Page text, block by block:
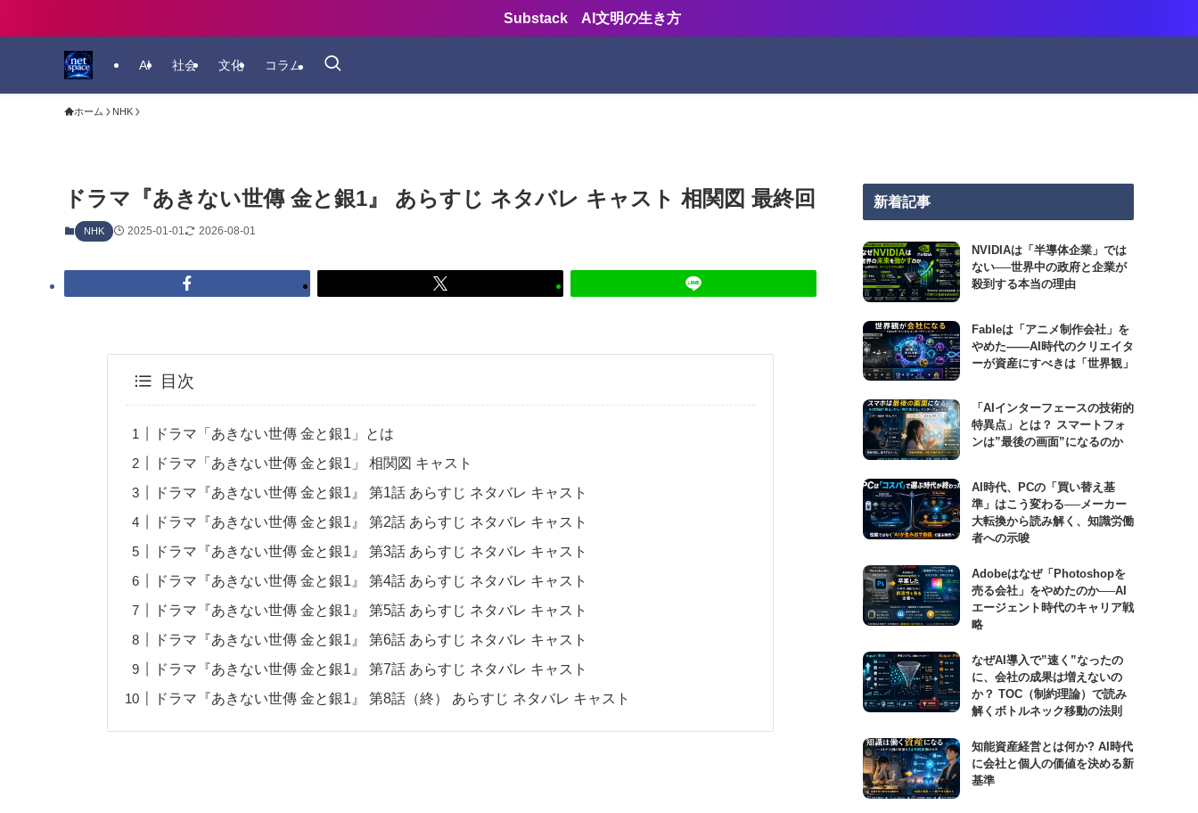
Substack AI文明の生き方
AI 社会 文化 コラム
ホーム NHK
ドラマ『あきない世傳 金と銀1』 あらすじ ネタバレ キャスト 相関図 最終回
NHK 2025-01-01 2026-08-01
目次
ドラマ「あきない世傳 金と銀1」とは
ドラマ「あきない世傳 金と銀1」 相関図 キャスト
ドラマ『あきない世傳 金と銀1』 第1話 あらすじ ネタバレ キャスト
ドラマ『あきない世傳 金と銀1』 第2話 あらすじ ネタバレ キャスト
ドラマ『あきない世傳 金と銀1』 第3話 あらすじ ネタバレ キャスト
ドラマ『あきない世傳 金と銀1』 第4話 あらすじ ネタバレ キャスト
ドラマ『あきない世傳 金と銀1』 第5話 あらすじ ネタバレ キャスト
ドラマ『あきない世傳 金と銀1』 第6話 あらすじ ネタバレ キャスト
ドラマ『あきない世傳 金と銀1』 第7話 あらすじ ネタバレ キャスト
ドラマ『あきない世傳 金と銀1』 第8話（終） あらすじ ネタバレ キャスト
新着記事
NVIDIAは「半導体企業」では
ない──世界中の政府と企業が
殺到する本当の理由
Fableは「アニメ制作会社」を
やめた――AI時代のクリエイタ
ーが資産にすべきは「世界観」
「AIインターフェースの技術的
特異点」とは？ スマートフォ
ンは”最後の画面”になるのか
AI時代、PCの「買い替え基
準」はこう変わる──メーカー
大転換から読み解く、知識労働
者への示唆
Adobeはなぜ「Photoshopを
売る会社」をやめたのか──AI
エージェント時代のキャリア戦
略
なぜAI導入で”速く”なったの
に、会社の成果は増えないの
か？ TOC（制約理論）で読み
解くボトルネック移動の法則
知能資産経営とは何か? AI時代
に会社と個人の価値を決める新
基準